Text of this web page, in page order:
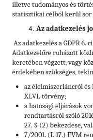
illetve tudományos és
statisztikai célból kerül sor
Az adatkezelés
Az adatkezelés a GDPR 6.
Adatkezelőre ruházott
keretében végzett, vagy
érdekében szükséges,
az élelmiszerláncról
XLVI. törvény;
a hatósági eljárások
rendtartásról szóló
27. § (2) bekezdése,
7/2001. (I. 17.) FVM